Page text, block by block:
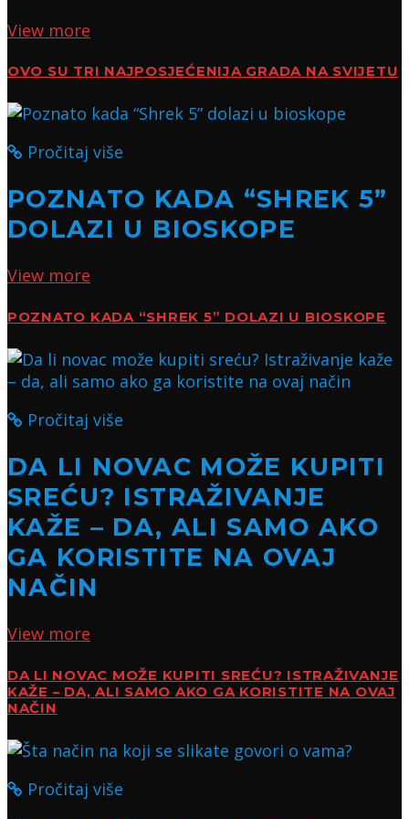
View more
OVO SU TRI NAJPOSJEĆENIJA GRADA NA SVIJETU
Pročitaj više
POZNATO KADA “SHREK 5”
DOLAZI U BIOSKOPE
View more
POZNATO KADA “SHREK 5” DOLAZI U BIOSKOPE
Pročitaj više
DA LI NOVAC MOŽE KUPITI
SREĆU? ISTRAŽIVANJE
KAŽE – DA, ALI SAMO AKO
GA KORISTITE NA OVAJ
NAČIN
View more
DA LI NOVAC MOŽE KUPITI SREĆU? ISTRAŽIVANJE
KAŽE – DA, ALI SAMO AKO GA KORISTITE NA OVAJ
NAČIN
Pročitaj više